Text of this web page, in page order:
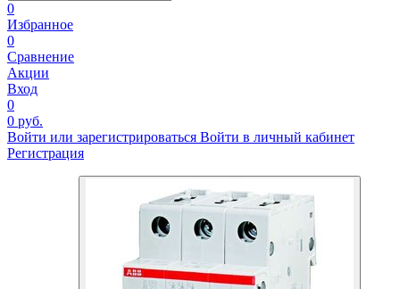
0
Избранное
0
Сравнение
Акции
Вход
0
0 руб.
Войти или зарегистрироваться Войти в личный кабинет
Регистрация